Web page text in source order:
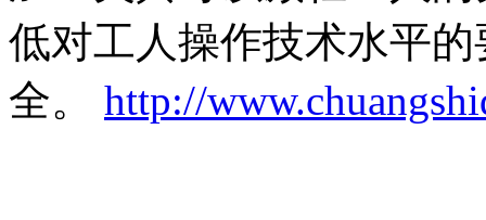
低对工人操作技术水平
全。 http://